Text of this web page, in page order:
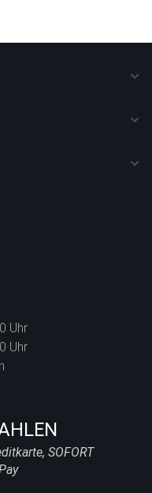
Uhr
Uhr
SOFORT